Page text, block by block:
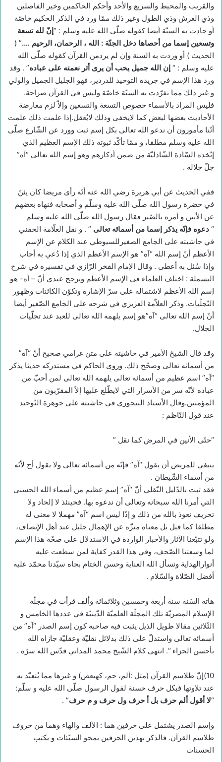
والقريب والمحيط والسريع والأحد وأحكم الحاكمين وخير الفاصلين
وذي العرش وذي الطول وغير ذلك ممّا ورد في الذكر الحكيم خاصّة
أو جادت به السنّة أيضا كقوله صلّى الله عليه وسلم : “إنّ لله تسعة
وتسعين إسما من أحصاها دخل الجنّة : الله ، الرحمان، الرحيم ….
” (
الحديث ) أو وردت به السنة وإن لم يردمن القرآن كقوله صلّى الله
عليه وسلم : “ إن الله جميل يحب أن يرى أثر نعمته على عباده” . وقد
ورد هذا الإسم في جريدة التوحيد للدردير، فهو الجليل الجميل والولي
و غير ذلك مما تفرّدت به السنّة خاصّة وليس في القرآن صراحة.
فليس المراد بالأسماء خصوص التسعة والتسعين وإلاّ لزم معارضة
الأحاديث بعضها لبعض كما لايخفى وذلك لايُعقل.إذا علمت ذلك علمت
أنّنا مأمورون أن ندعو الله تعالى بكل إسم ثبت وورد عن الشّارع صلّى
الله عليه وسلم مطلقا، و ممّا تأكّد ثبوته ذلك الإسم العظيم الذي
إتّخذه السّادة الشّاذليّة من ضمن أذكارهم وهو إسم الله تعالى “آه”
جلّ جلاله .
ففي الحديث عن أبي هريرة رضي الله عنه أنّه رأى مريضا كان يئنّ
في حضرة رسول الله صلّى الله عليه وسلّم و أصحابه فنهاه بعضهم
عن الأنين و أمره بالصّبر فقال رسول الله صلّى الله عليه وسلم
“ دعوه فإنّه يذكر إسما من أسمائه تعالى ” . و نقل العلّامة الحفني
في حاشيته على الجامع الصغيرللسيوطي عند الكلام عن الإسم
الأعظم أنّ إسم الله “آه” هو الإسم الأعظم الذي إذا دُعي به أجاب
وإذا سُئل به أعطى . وقال الإمام الفخر الرّازي في تفسيره في شرح
البسملة : اختلف العلماء في الإسم الأعظم ويرجح عندي أنّ – أه- هو
إسم الله الأعظم لاشتماله على سرّ الإشارة وتكوّن الكائنات وظهور
التّجلّيات. وذكر العلاّمة العزيزي في شرحه على الجامع الصّغير أيضا
أنّ إسم الله تعالى “آه”هو إسم يلهمه الله تعالى للعبد عند تجلّيات
الجلال.
وقد قال الشيخ الأمير في حاشيته على متن غرامي صحيح أنّ “آه”
من أسمائه تعالى وصحّح ذلك. وروى الحاكم في مستدركه حديثا يذكر
“آه” اسم عظيم من أسمائه تعالى يلهمه الله تعالى لمن أحبّ من
عباده لأنّه سر من الأسرار التي لايطّلع عليها إلاّ المقرّبون من
المؤمنين.وقال الأستاذ البيجوري في حاشيته على جوهرة التّوحيد
عند قول النّاظم :
“حتّى الأنين في المرض كما نقل ”
ينبغي للمريض أن يقول “آه” فإنّه من أسمائه تعالى ولا يقول أخ لأنّه
من أسماء الشّيطان .
فقد ثبت بالدّليل النّقلي أنّ “آه” إسم عظيم من أسماء الله الحسنى
التي أمرنا الله سبحانه وتعالى أن ندعوه بها. فحينئذ لا إلحاد ولا
تحريف نعوذ بالله من ذلك و إذًا ليس اسم “آه” مهملا لا معنى له
مطلقا كما قيل بل معناه منزّه عن الإهمال جليل عند أهل الإنصاف،
ولو تتبّعنا الآثار والأخبار الواردة في الاستدلال على صحّة هذا الإسم
لما وسعتنا الصّحف، وفي هذا القدر كفاية لمن سطعت عليه
أنوارالهداية ونسأل الله العناية وحسن الختام بجاه سيّدنا محمّد عليه
أفضل الصّلاة والسّلام .
هاته السّنة سنة أربعة وخمسين وثلاثمائة وألف قرأت في مجلّة
الإسلام المصريّة تلك المجلّة العلميّة الدّينيّة في عددها الخامس و
الثّلاثين مقالا طويل الذيل يثبت فيه صاحبه كون إسم الصدر “آه” من
أسمائه تعالى واستدلّ على ذلك بدلائل نقليّة وعقليّة جازاه الله
بأحسن الجزاء “. انتهى كلام الشّيخ محمد المداني قدّس الله سرّه .
10)إنّ طلاسم القرآن (مثل :ألم، حم، كهيعص) و غيرها مما يُتعبّد به
عند تلاوتها فبكل حرف حسنة لقول الرسول صلّى الله عليه و سلّم:
“لا أقول ألم حرف بل أ حرف ول حرف و م حرف” .
وإسم الصدر يشتمل على حرفين هما : الألف والهاء وهما من حروف
طلاسم القرآن. فالذكر بهذين الحرفين يمحو السيّئات و يكتب
الحسنات